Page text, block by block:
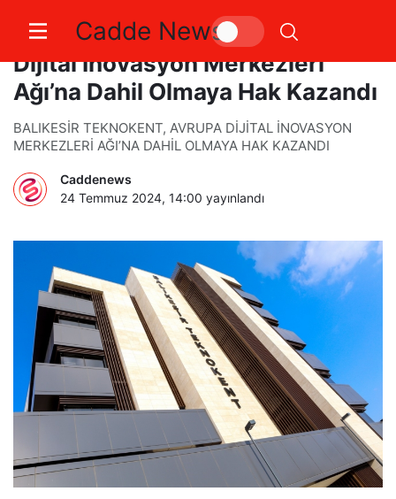
Cadde News
Balıkesir Teknokent, Avrupa
Dijital İnovasyon Merkezleri
Ağı’na Dahil Olmaya Hak Kazandı
BALIKESİR TEKNOKENT, AVRUPA DİJİTAL İNOVASYON
MERKEZLERİ AĞI’NA DAHİL OLMAYA HAK KAZANDI
Caddenews
24 Temmuz 2024, 14:00 yayınlandı